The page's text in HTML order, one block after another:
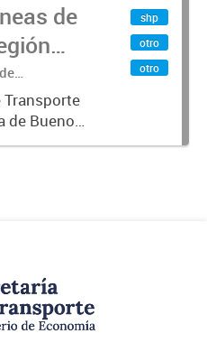
de
Transporte
de Buenos
shp
otro
otro